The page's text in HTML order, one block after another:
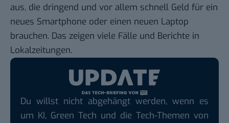
aus, die dringend und vor allem schnell Geld für ein
neues Smartphone oder einen neuen Laptop
brauchen. Das zeigen viele Fälle und Berichte in
Lokalzeitungen.
Du willst nicht abgehängt werden, wenn es
um KI, Green Tech und die Tech-Themen von